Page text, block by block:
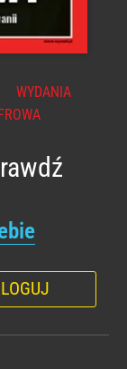
WYDANIA